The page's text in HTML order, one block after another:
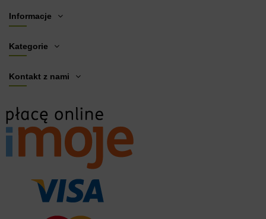
Informacje
Kategorie
Kontakt z nami